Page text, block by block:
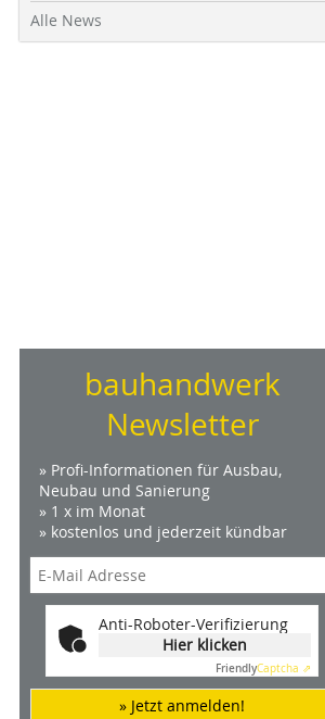
Alle News
bauhandwerk
Newsletter
» Profi-Informationen für Ausbau,
Neubau und Sanierung
» 1 x im Monat
» kostenlos und jederzeit kündbar
Anti-Roboter-Verifizierung
Hier klicken
FriendlyCaptcha ⇗
» Jetzt anmelden!